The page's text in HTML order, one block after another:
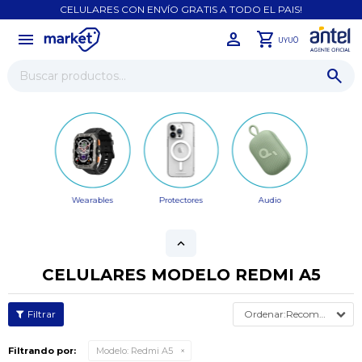
CELULARES CON ENVÍO GRATIS A TODO EL PAIS!
menu UYU0
Wearables Protectores Audio
CELULARES MODELO REDMI A5
Recomendados
Filtrando por: Modelo: Redmi A5
close